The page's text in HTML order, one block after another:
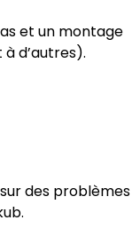
et un montage
d’autres).
des problèmes